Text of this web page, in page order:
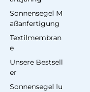
Sonnensegel M
aßanfertigung
Textilmembran
e
Unsere Bestsell
er
Sonnensegel lu